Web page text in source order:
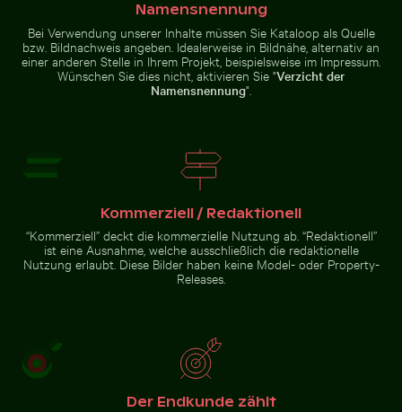
Buntes karibisches Straßenbild
mit festlichen Dekorationen
Küstenblick auf Mandraki mit
Strongyli-Insel
Nahaufnahme eines grünen Kaktus mit scharfen
eines grünen
Kaktus mit
scharfen
Dornen
Dreifarbige Katze streckt sich unter
Dreifarbige Katze streckt sich unter
Obststand
Kameraobjektiv
mit Reflexionen
auf
Glasoberfläche
Küstendünengräser am Sandstrand mit Meerblick
Sandstrand mit Meerblick
Zur Stock-Kollektion
Namensnennung
Bei Verwendung unserer Inhalte müssen Sie Kataloop als Quelle
bzw. Bildnachweis angeben. Idealerweise in Bildnähe, alternativ an
einer anderen Stelle in Ihrem Projekt, beispielsweise im Impressum.
Wünschen Sie dies nicht, aktivieren Sie "Verzicht der
Namensnennung".
Kommerziell / Redaktionell
“Kommerziell” deckt die kommerzielle Nutzung ab. “Redaktionell”
ist eine Ausnahme, welche ausschließlich die redaktionelle
Nutzung erlaubt. Diese Bilder haben keine Model- oder Property-
Releases.
Der Endkunde zählt